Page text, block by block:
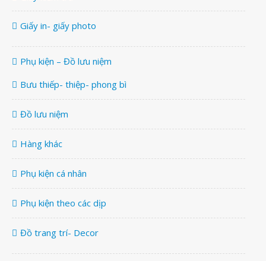
Giấy in- giấy photo
Phụ kiện – Đồ lưu niệm
Bưu thiếp- thiệp- phong bì
Đồ lưu niệm
Hàng khác
Phụ kiện cá nhân
Phụ kiện theo các dịp
Đồ trang trí- Decor